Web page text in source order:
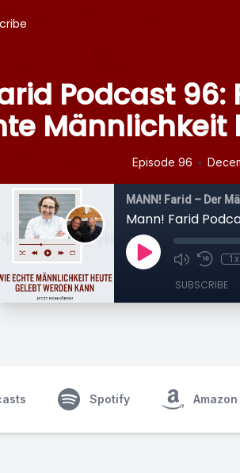
Podcast
Episode 96 •
MANN! Farid – Der
1x
SUBSCRIBE
Spotify